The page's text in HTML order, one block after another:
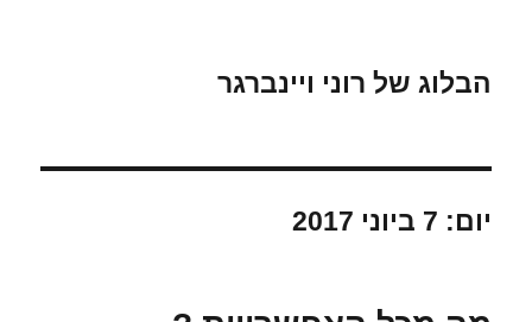
הבלוג של רוני ויינברגר
יום: 7 ביוני 2017